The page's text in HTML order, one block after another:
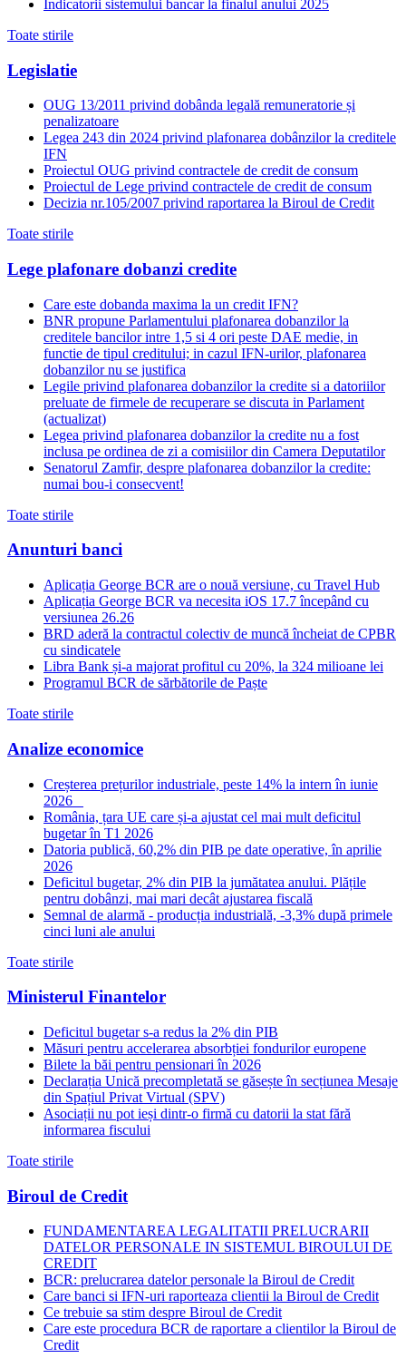
Indicatorii sistemului bancar la finalul anului 2025
Toate stirile
Legislatie
OUG 13/2011 privind dobânda legală remuneratorie și
penalizatoare
Legea 243 din 2024 privind plafonarea dobânzilor la creditele
IFN
Proiectul OUG privind contractele de credit de consum
Proiectul de Lege privind contractele de credit de consum
Decizia nr.105/2007 privind raportarea la Biroul de Credit
Toate stirile
Lege plafonare dobanzi credite
Care este dobanda maxima la un credit IFN?
BNR propune Parlamentului plafonarea dobanzilor la
creditele bancilor intre 1,5 si 4 ori peste DAE medie, in
functie de tipul creditului; in cazul IFN-urilor, plafonarea
dobanzilor nu se justifica
Legile privind plafonarea dobanzilor la credite si a datoriilor
preluate de firmele de recuperare se discuta in Parlament
(actualizat)
Legea privind plafonarea dobanzilor la credite nu a fost
inclusa pe ordinea de zi a comisiilor din Camera Deputatilor
Senatorul Zamfir, despre plafonarea dobanzilor la credite:
numai bou-i consecvent!
Toate stirile
Anunturi banci
Aplicația George BCR are o nouă versiune, cu Travel Hub
Aplicația George BCR va necesita iOS 17.7 începând cu
versiunea 26.26
BRD aderă la contractul colectiv de muncă încheiat de CPBR
cu sindicatele
Libra Bank și-a majorat profitul cu 20%, la 324 milioane lei
Programul BCR de sărbătorile de Paște
Toate stirile
Analize economice
Creșterea prețurilor industriale, peste 14% la intern în iunie
2026
România, țara UE care și-a ajustat cel mai mult deficitul
bugetar în T1 2026
Datoria publică, 60,2% din PIB pe date operative, în aprilie
2026
Deficitul bugetar, 2% din PIB la jumătatea anului. Plățile
pentru dobânzi, mai mari decât ajustarea fiscală
Semnal de alarmă - producția industrială, -3,3% după primele
cinci luni ale anului
Toate stirile
Ministerul Finantelor
Deficitul bugetar s-a redus la 2% din PIB
Măsuri pentru accelerarea absorbției fondurilor europene
Bilete la băi pentru pensionari în 2026
Declarația Unică precompletată se găsește în secțiunea Mesaje
din Spațiul Privat Virtual (SPV)
Asociații nu pot ieși dintr-o firmă cu datorii la stat fără
informarea fiscului
Toate stirile
Biroul de Credit
FUNDAMENTAREA LEGALITATII PRELUCRARII
DATELOR PERSONALE IN SISTEMUL BIROULUI DE
CREDIT
BCR: prelucrarea datelor personale la Biroul de Credit
Care banci si IFN-uri raporteaza clientii la Biroul de Credit
Ce trebuie sa stim despre Biroul de Credit
Care este procedura BCR de raportare a clientilor la Biroul de
Credit